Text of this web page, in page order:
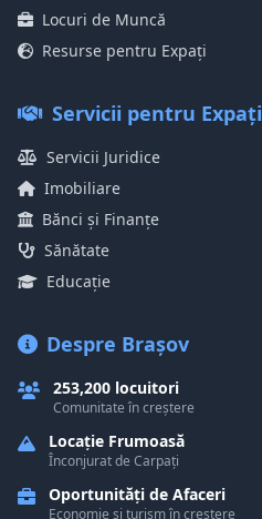
Locuri de Muncă
Resurse pentru Expați
Servicii pentru Expați
Servicii Juridice
Imobiliare
Bănci și Finanțe
Sănătate
Educație
Despre Brașov
253,200 locuitori
Comunitate în creștere
Locație Frumoasă
Înconjurat de Carpați
Oportunități de Afaceri
Economie și turism în creștere